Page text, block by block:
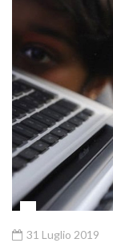
31 Luglio 2019